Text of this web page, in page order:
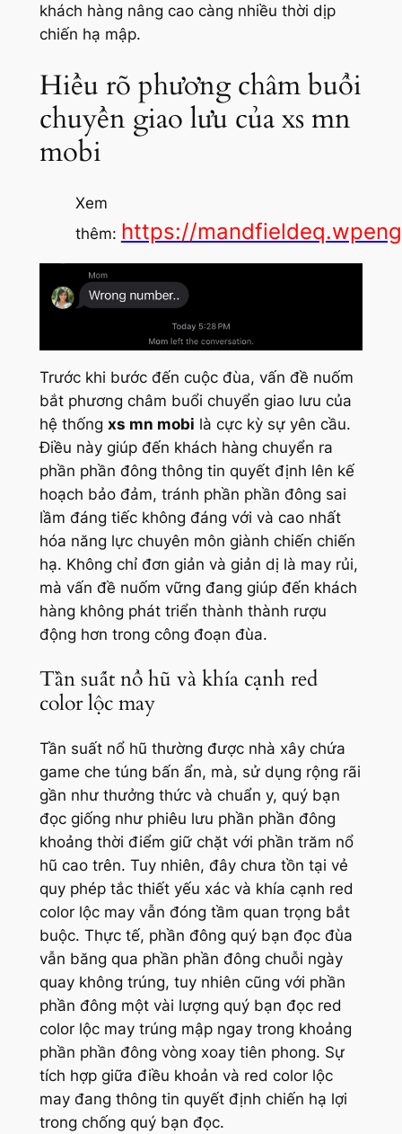
khách hàng nâng cao càng nhiều thời dịp
chiến hạ mập.
Hiểu rõ phương châm buổi
chuyển giao lưu của xs mn
mobi
Xem
thêm: https://
Trước khi bước đến cuộc đùa, vấn đề nuốm
bắt phương châm buổi chuyển giao lưu của
hệ thống xs mn mobi là cực kỳ sự yên cầu.
Điều này giúp đến khách hàng chuyển ra
phần phần đông thông tin quyết định lên kế
hoạch bảo đảm, tránh phần phần đông sai
lầm đáng tiếc không đáng với và cao nhất
hóa năng lực chuyên môn giành chiến chiến
hạ. Không chỉ đơn giản và giản dị là may rủi,
mà vấn đề nuốm vững đang giúp đến khách
hàng không phát triển thành thành rượu
động hơn trong công đoạn đùa.
Tần suất nổ hũ và khía cạnh red
color lộc may
Tần suất nổ hũ thường được nhà xây chứa
game che túng bấn ẩn, mà, sử dụng rộng rãi
gần như thưởng thức và chuẩn y, quý bạn
đọc giống như phiêu lưu phần phần đông
khoảng thời điểm giữ chặt với phần trăm nổ
hũ cao trên. Tuy nhiên, đây chưa tồn tại vẻ
quy phép tắc thiết yếu xác và khía cạnh red
color lộc may vẫn đóng tầm quan trọng bắt
buộc. Thực tế, phần đông quý bạn đọc đùa
vẫn băng qua phần phần đông chuỗi ngày
quay không trúng, tuy nhiên cũng với phần
phần đông một vài lượng quý bạn đọc red
color lộc may trúng mập ngay trong khoảng
phần phần đông vòng xoay tiên phong. Sự
tích hợp giữa điều khoản và red color lộc
may đang thông tin quyết định chiến hạ lợi
trong chống quý bạn đọc.